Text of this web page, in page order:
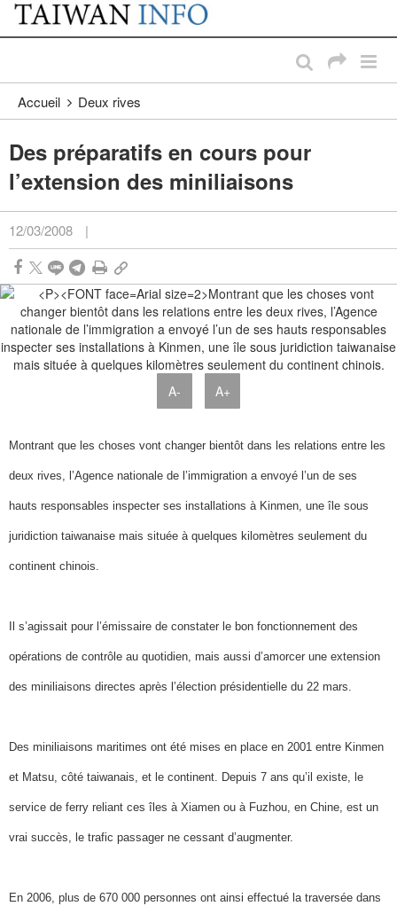
Passer au contenu principal
:::
Accueil Deux rives
Des préparatifs en cours pour
l’extension des miniliaisons
12/03/2008 |
A- A+
Montrant que les choses vont changer bientôt dans les relations entre les
deux rives, l’Agence nationale de l’immigration a envoyé l’un de ses
hauts responsables inspecter ses installations à Kinmen, une île sous
juridiction taiwanaise mais située à quelques kilomètres seulement du
continent chinois.
Il s’agissait pour l’émissaire de constater le bon fonctionnement des
opérations de contrôle au quotidien, mais aussi d’amorcer une extension
des miniliaisons directes après l’élection présidentielle du 22 mars.
Des miniliaisons maritimes ont été mises en place en 2001 entre Kinmen
et Matsu, côté taiwanais, et le continent. Depuis 7 ans qu’il existe, le
service de ferry reliant ces îles à Xiamen ou à Fuzhou, en Chine, est un
vrai succès, le trafic passager ne cessant d’augmenter.
En 2006, plus de 670 000 personnes ont ainsi effectué la traversée dans